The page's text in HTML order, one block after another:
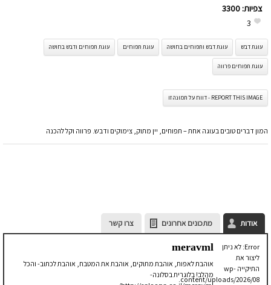
צפיות: 3300
3
עוגת דבש עוגת דבש ותפוחים בחושה עוגת תפוחים עוגת תפוחים ודבש בחושה
עוגת תפוחים פרווה
REPORT THIS IMAGE - דווח על תמונה זו
המון דברים טובים בעוגה אחת – תפוחים, יין מתוק, צימוקים ודבש. פרווה וקל להכנה
אודות מתכונים אחרונים צרו קשר
Error: לא ניתן
ליצור את
התיקייה wp-
content/uploads/2026/08.
meravml
אוהבת לאפות, אוהבת מתוקים, אוהבת את המטבח, אוהבת לכתוב- והכל
מהלב! בלוגרית בסלונה-